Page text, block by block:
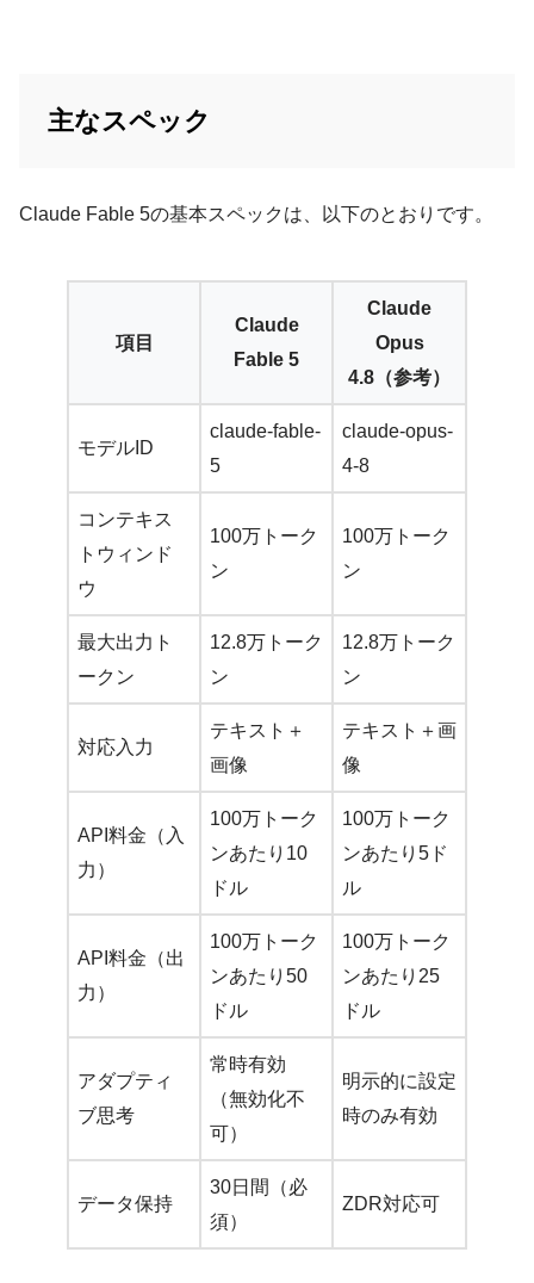
主なスペック
Claude Fable 5の基本スペックは、以下のとおりです。
項目
Claude
Fable 5
Claude
Opus
4.8（参考）
モデルID
claude-fable-
5
claude-opus-
4-8
コンテキス
トウィンド
ウ
100万トーク
ン
100万トーク
ン
最大出力ト
ークン
12.8万トーク
ン
12.8万トーク
ン
対応入力
テキスト＋
画像
テキスト＋画
像
API料金（入
力）
100万トーク
ンあたり10
ドル
100万トーク
ンあたり5ド
ル
API料金（出
力）
100万トーク
ンあたり50
ドル
100万トーク
ンあたり25
ドル
アダプティ
ブ思考
常時有効
（無効化不
可）
明示的に設定
時のみ有効
データ保持
30日間（必
須）
ZDR対応可